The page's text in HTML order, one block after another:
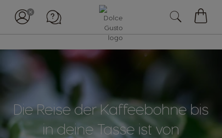
Die Reise der Kaffeebohne bis
in deine Tasse ist von